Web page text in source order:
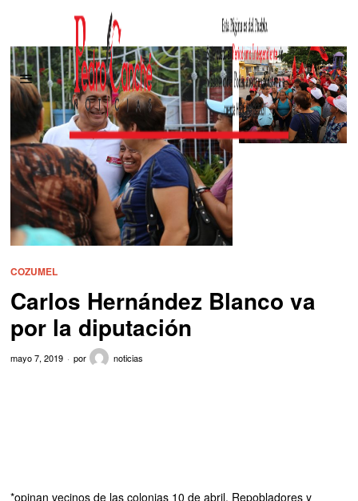
COZUMEL
Carlos Hernández Blanco va
por la diputación
mayo 7, 2019 por noticias
*opinan vecinos de las colonias 10 de abril, Repobladores y